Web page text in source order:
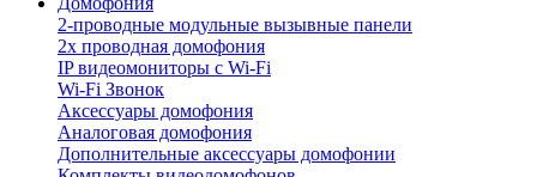
2-проводные модульные вызывные панели
2х проводная домофония
IP видеомониторы с Wi-Fi
Wi-Fi Звонок
Аксессуары домофония
Аналоговая домофония
Дополнительные аксессуары домофонии